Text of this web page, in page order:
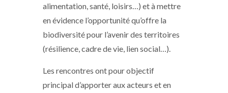
alimentation, santé, loisirs…) et à mettre
en évidence l’opportunité qu’offre la
biodiversité pour l’avenir des territoires
(résilience, cadre de vie, lien social…).
Les rencontres ont pour objectif
principal d’apporter aux acteurs et en